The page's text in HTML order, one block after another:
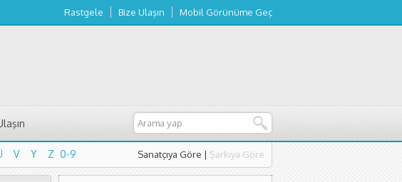
Rastgele Bize Ulaşın Mobil Görünüme Geç
V Y Z 0-9
V Y Z 0-9
Sanatçıya Göre | Şarkıya Göre